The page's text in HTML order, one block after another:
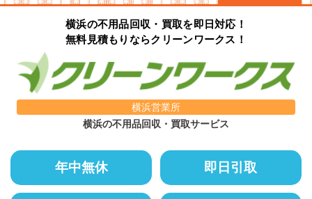
横浜の不用品回収・買取を即日対応！
無料見積もりならクリーンワークス！
横浜営業所
横浜の不用品回収・買取サービス
年中無休 即日引取